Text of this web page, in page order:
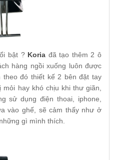
bật ? Koria đã tạo thêm 2 ô
hàng ngồi xuống luôn được
theo đó thiết kế 2 bên đặt tay
hay khó chịu khi thư giãn,
sử dụng điện thoai, iphone,
vào ghế, sẽ cảm thấy như ở
gì mình thích.